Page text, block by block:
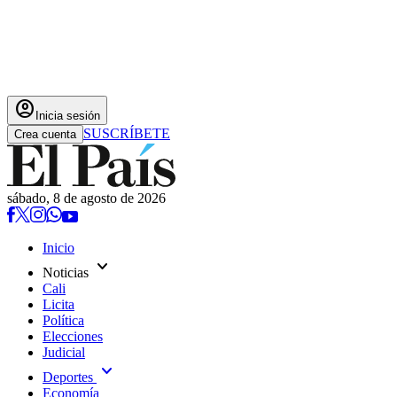
account_circle Inicia sesión
Crea cuenta SUSCRÍBETE
sábado, 8 de agosto de 2026
Inicio
Noticias expand_more
Cali
Licita
Política
Elecciones
Judicial
Deportes expand_more
Economía